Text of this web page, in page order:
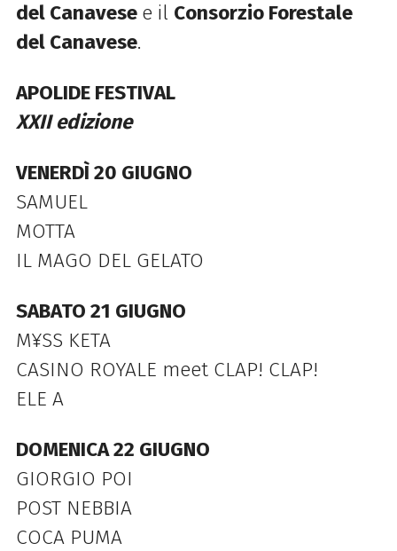
del Canavese e il Consorzio Forestale
del Canavese.
APOLIDE FESTIVAL
XXII edizione
VENERDÌ 20 GIUGNO
SAMUEL
MOTTA
IL MAGO DEL GELATO
SABATO 21 GIUGNO
M¥SS KETA
CASINO ROYALE meet CLAP! CLAP!
ELE A
DOMENICA 22 GIUGNO
GIORGIO POI
POST NEBBIA
COCA PUMA